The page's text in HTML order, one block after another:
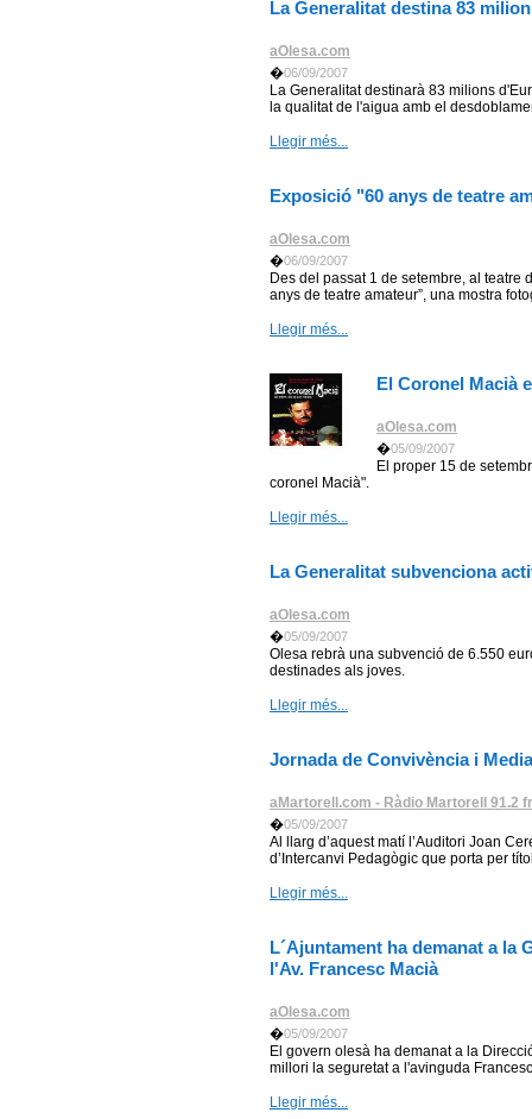
La Generalitat destina 83
aOlesa.com
�06/09/2007
La Generalitat destinarà 83 milions
la qualitat de l'aigua amb el
Llegir més...
Exposició "60 anys de teatre
aOlesa.com
�06/09/2007
Des del passat 1 de setembre, al teatre
anys de teatre amateur”, una mostra
Llegir més...
El Coronel Macià
aOlesa.com
�05/09/2007
El proper 15 de
coronel Macià".
Llegir més...
La Generalitat subvenciona
aOlesa.com
�05/09/2007
Olesa rebrà una subvenció de 6.550
destinades als joves.
Llegir més...
Jornada de Convivència i
aMartorell.com - Ràdio Martorell 91.2
�05/09/2007
Al llarg d’aquest matí l’Auditori Joan
d’Intercanvi Pedagògic que porta per
Llegir més...
L´Ajuntament ha demanat a la
l'Av. Francesc Macià
aOlesa.com
�05/09/2007
El govern olesà ha demanat a la
millori la seguretat a l'avinguda
Llegir més...